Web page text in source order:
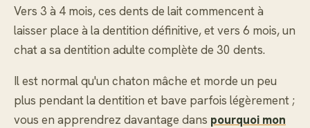
Vers 3 à 4 mois, ces dents de lait commencent à
laisser place à la dentition définitive, et vers 6 mois, un
chat a sa dentition adulte complète de 30 dents.
Il est normal qu'un chaton mâche et morde un peu
plus pendant la dentition et bave parfois légèrement ;
vous en apprendrez davantage dans pourquoi mon